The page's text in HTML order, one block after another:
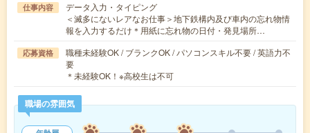
仕事内容
データ入力・タイピング
＜滅多にないレアなお仕事＞地下鉄構内及び車内の忘れ物情
報を入力するだけ＊用紙に忘れ物の日付・発見場所…
応募資格
職種未経験OK / ブランクOK / パソコンスキル不要 / 英語力不
要
＊未経験OK！※高校生は不可
職場の雰囲気